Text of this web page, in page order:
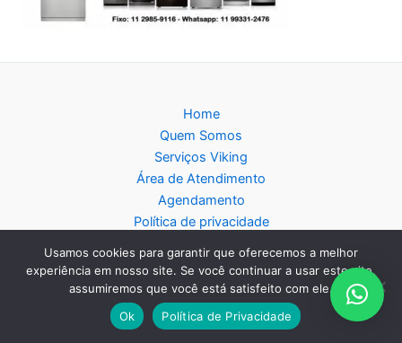
Home
Quem Somos
Serviços Viking
Área de Atendimento
Agendamento
Política de privacidade
Mapa do Site
Usamos cookies para garantir que oferecemos a melhor
experiência em nosso site. Se você continuar a usar este site,
assumiremos que você está satisfeito com ele.
Ok
Política de Privacidade